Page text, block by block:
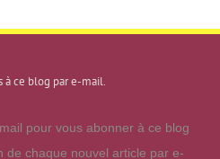
à ce blog par e-mail.
pour vous abonner à ce blog
de chaque nouvel article par e-